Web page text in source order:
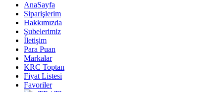
AnaSayfa
Siparişlerim
Hakkımızda
Şubelerimiz
İletişim
Para Puan
Markalar
KRC Toptan
Fiyat Listesi
Favoriler